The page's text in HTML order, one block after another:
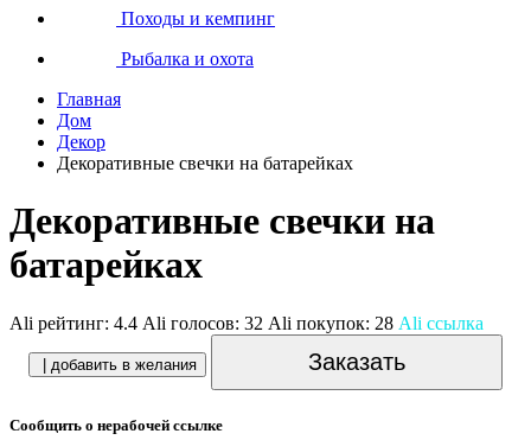
Походы и кемпинг
Рыбалка и охота
Главная
Дом
Декор
Декоративные свечки на батарейках
Декоративные свечки на
батарейках
Ali рейтинг: 4.4 Ali голосов: 32 Ali покупок: 28 Ali ссылка
| добавить в желания Заказать
Сообщить о нерабочей ссылке